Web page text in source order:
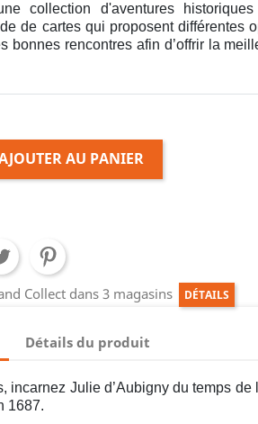
collection d'aventures
de cartes qui proposent différentes
bonnes rencontres afin d’offrir la
AU PANIER
Collect dans 3 magasins
DÉTAILS
Détails du produit
incarnez Julie d’Aubigny du temps de
1687.